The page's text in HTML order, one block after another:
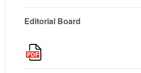
Editorial Board